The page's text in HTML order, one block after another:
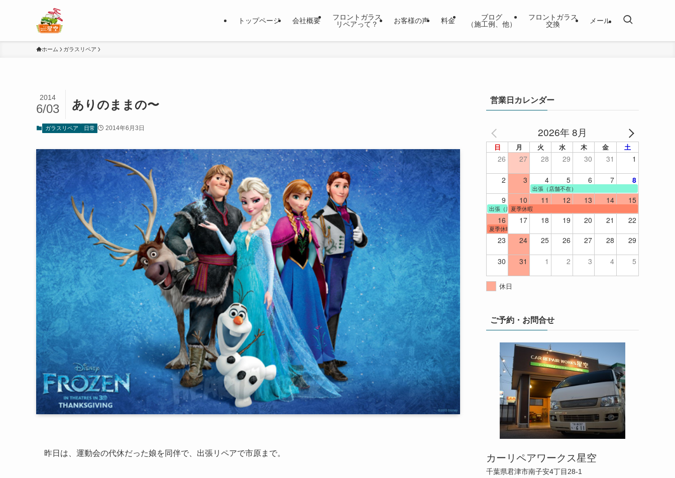
トップページ 会社概要
フロントガラス
リペアって？
お客様の声 料金
ブログ
（施工例、他）
フロントガラス
交換
メール
ホーム ガラスリペア
ありのままの〜
2014
6/03
ガラスリペア 日常 2014年6月3日
昨日は、運動会の代休だった娘を同伴で、出張リペアで市原まで。
営業日カレンダー
2026年 8月
日 月 火 水 木 金 土
26 27 28 29 30 31 1
2 3 4 5 6 7 8
出張（店舗不在）
9 10 11 12 13 14 15
出張（店舗不在）
夏季休暇
16 17 18 19 20 21 22
夏季休暇
23 24 25 26 27 28 29
30 31 1 2 3 4 5
休日
ご予約・お問合せ
カーリペアワークス星空
千葉県君津市南子安4丁目28-1